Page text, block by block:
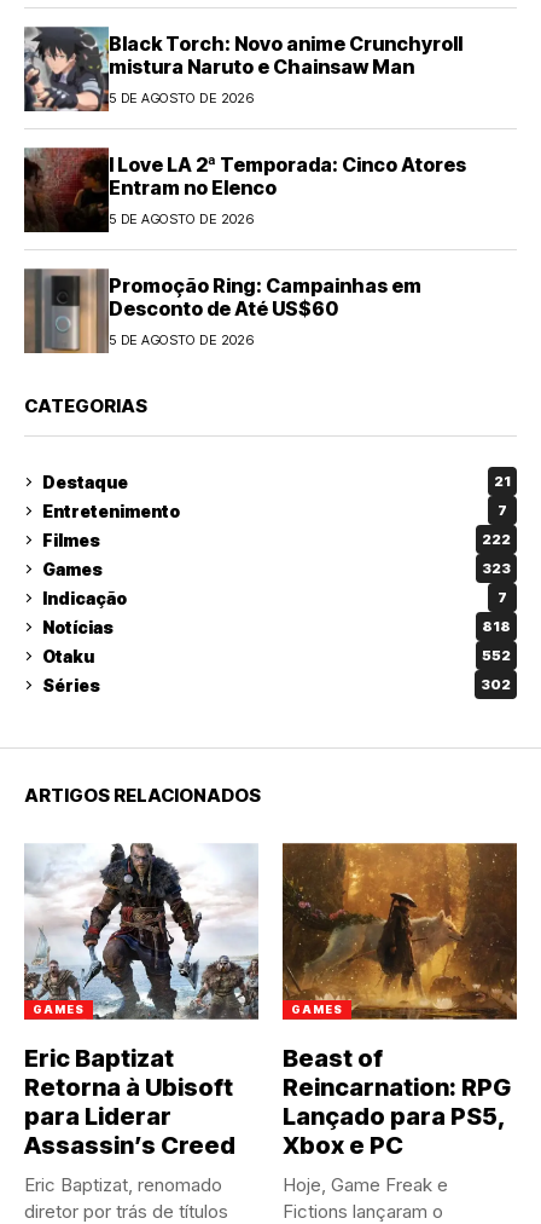
Black Torch: Novo anime Crunchyroll
mistura Naruto e Chainsaw Man
5 DE AGOSTO DE 2026
I Love LA 2ª Temporada: Cinco Atores
Entram no Elenco
5 DE AGOSTO DE 2026
Promoção Ring: Campainhas em
Desconto de Até US$60
5 DE AGOSTO DE 2026
CATEGORIAS
Destaque 21
Entretenimento 7
Filmes 222
Games 323
Indicação 7
Notícias 818
Otaku 552
Séries 302
ARTIGOS RELACIONADOS
GAMES
Eric Baptizat
Retorna à Ubisoft
para Liderar
Assassin’s Creed
Eric Baptizat, renomado
diretor por trás de títulos
GAMES
Beast of
Reincarnation: RPG
Lançado para PS5,
Xbox e PC
Hoje, Game Freak e
Fictions lançaram o